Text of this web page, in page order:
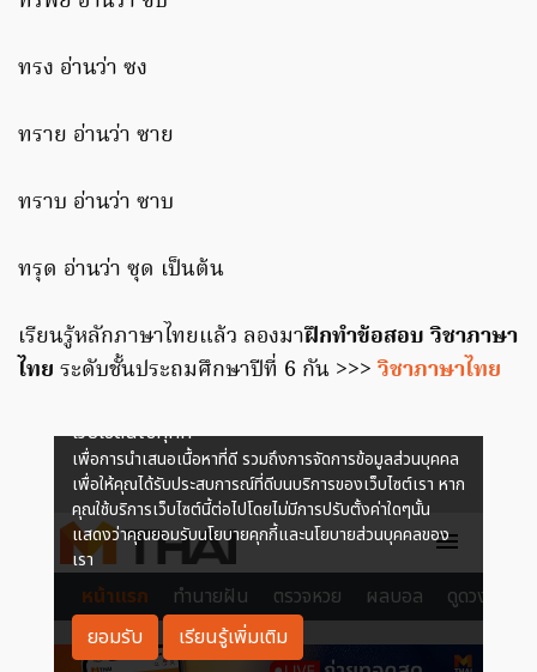
ทรง อ่านว่า ซง
ทราย อ่านว่า ซาย
ทราบ อ่านว่า ซาบ
ทรุด อ่านว่า ซุด เป็นต้น
เรียนรู้หลักภาษาไทยแล้ว ลองมาฝึกทำข้อสอบ วิชาภาษา
ไทย ระดับชั้นประถมศึกษาปีที่ 6 กัน >>>วิชาภาษาไทย